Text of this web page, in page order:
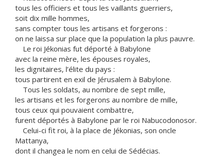
tous les officiers et tous les vaillants guerriers,
soit dix mille hommes,
sans compter tous les artisans et forgerons :
on ne laissa sur place que la population la plus pauvre.
Le roi Jékonias fut déporté à Babylone
avec la reine mère, les épouses royales,
les dignitaires, l’élite du pays :
tous partirent en exil de Jérusalem à Babylone.
Tous les soldats, au nombre de sept mille,
les artisans et les forgerons au nombre de mille,
tous ceux qui pouvaient combattre,
furent déportés à Babylone par le roi Nabucodonosor.
Celui-ci fit roi, à la place de Jékonias, son oncle
Mattanya,
dont il changea le nom en celui de Sédécias.